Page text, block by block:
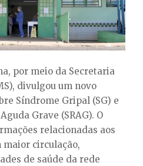
por meio da Secretaria
divulgou um novo
Síndrome Gripal (SG) e
Grave (SRAG). O
relacionadas aos
circulação,
de saúde da rede